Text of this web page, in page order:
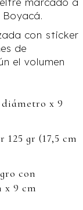
con sticker
de
el volumen
diámetro x 9
gr (17,5 cm
con
x 9 cm